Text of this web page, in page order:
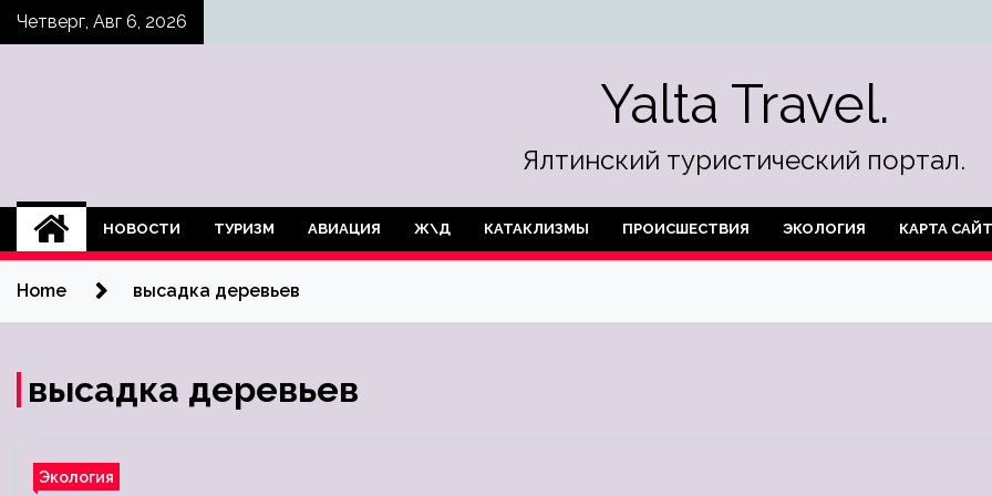
SkipЧетверг, Авг 6, 2026
Yalta Travel.
Ялтинский туристический портал.
НОВОСТИ ТУРИЗМ АВИАЦИЯ Ж\Д КАТАКЛИЗМЫ ПРОИСШЕСТВИЯ ЭКОЛОГИЯ КАРТА
Home высадка деревьев
высадка деревьев
Экология